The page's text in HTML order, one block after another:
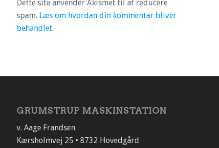
Dette site anvender Akismet til at reducere
spam. Læs om hvordan din kommentar bliver
behandlet.
GRUMSTRUP MASKINSTATION
v. Aage Frandsen
Kærsholmvej 25 • 8732 Hovedgård